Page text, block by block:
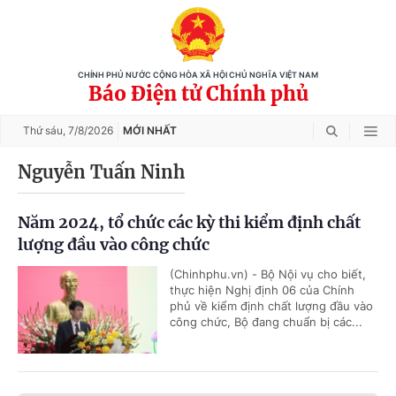
CHÍNH PHỦ NƯỚC CỘNG HÒA XÃ HỘI CHỦ NGHĨA VIỆT NAM
Báo Điện tử Chính phủ
Thứ sáu, 7/8/2026 MỚI NHẤT
Nguyễn Tuấn Ninh
Năm 2024, tổ chức các kỳ thi kiểm định chất
lượng đầu vào công chức
(Chinhphu.vn) - Bộ Nội vụ cho biết,
thực hiện Nghị định 06 của Chính
phủ về kiểm định chất lượng đầu vào
công chức, Bộ đang chuẩn bị các...